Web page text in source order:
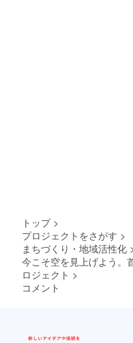
トップ >
プロジェクトをさがす >
まちづくり・地域活性化
今こそ空を見上げよう。
ロジェクト >
コメント